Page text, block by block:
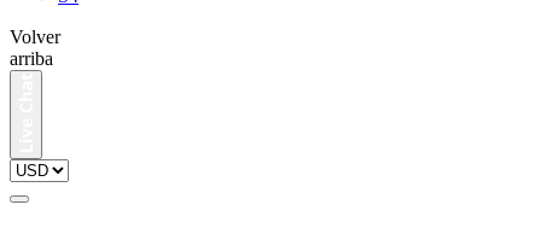
Volver
arriba